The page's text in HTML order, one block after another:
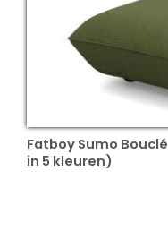
Fatboy Sumo
in 5 kleuren)